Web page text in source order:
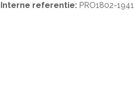
Interne referentie: PRO1802-1941